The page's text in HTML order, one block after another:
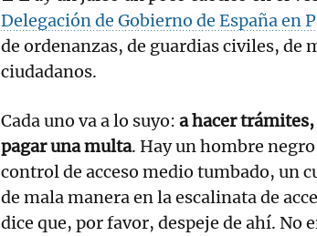
Delegación de Gobierno de España en
de ordenanzas, de guardias civiles, de
ciudadanos.
Cada uno va a lo suyo: a hacer trámites,
pagar una multa. Hay un hombre
control de acceso medio tumbado, un
de mala manera en la escalinata de
dice que, por favor, despeje de ahí. No